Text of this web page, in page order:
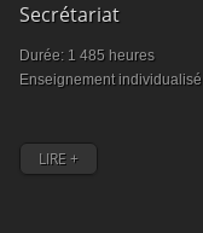
Secrétariat
Durée: 1 485 heures
Enseignement individualisé
LIRE +